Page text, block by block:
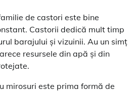
de castori este bine
Castorii dedică mult timp
barajului și vizuinii. Au un simț
resursele din apă și din
mirosuri este prima formă de